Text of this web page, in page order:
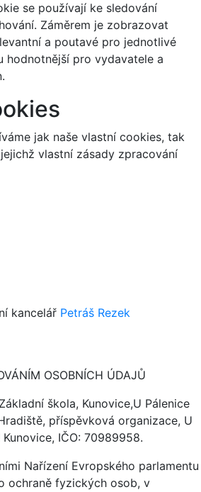
se používají ke sledování
Záměrem je zobrazovat
a poutavé pro jednotlivé
hodnotnější pro vydavatele a
jak naše vlastní cookies, tak
vlastní zásady zpracování
kancelář Petráš Rezek
OSOBNÍCH ÚDAJŮ
škola, Kunovice,U Pálenice
příspěvková organizace, U
IČO: 70989958.
Nařízení Evropského parlamentu
ochraně fyzických osob, v